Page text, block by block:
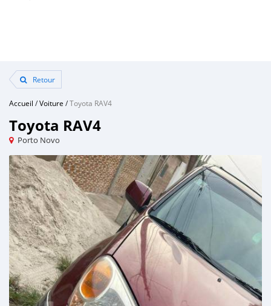
Retour
Accueil /Voiture /Toyota RAV4
Toyota RAV4
Porto Novo